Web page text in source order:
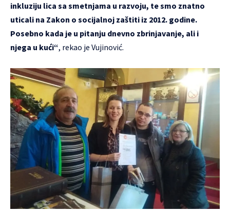
inkluziju lica sa smetnjama u razvoju, te smo znatno
uticali na Zakon o socijalnoj zaštiti iz 2012. godine.
Posebno kada je u pitanju dnevno zbrinjavanje, ali i
njega u kući“, rekao je Vujinović.